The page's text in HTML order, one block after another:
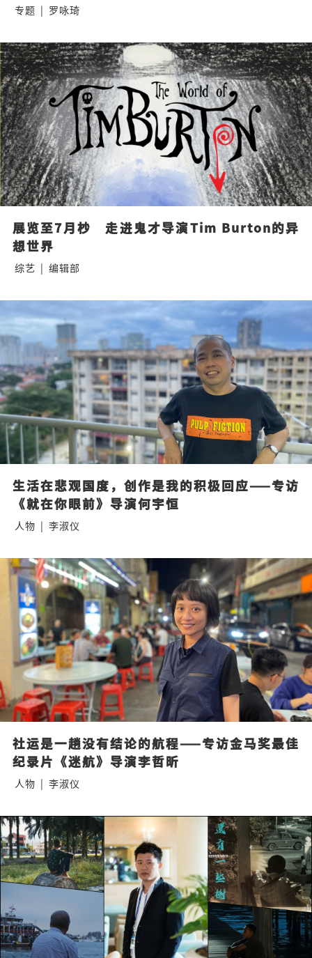
专题 | 罗咏琦
展览至7月杪　走进鬼才导演Tim Burton的异
想世界
综艺 | 编辑部
生活在悲观国度，创作是我的积极回应——专访
《就在你眼前》导演何宇恒
人物 | 李淑仪
社运是一趟没有结论的航程——专访金马奖最佳
纪录片《迷航》导演李哲昕
人物 | 李淑仪